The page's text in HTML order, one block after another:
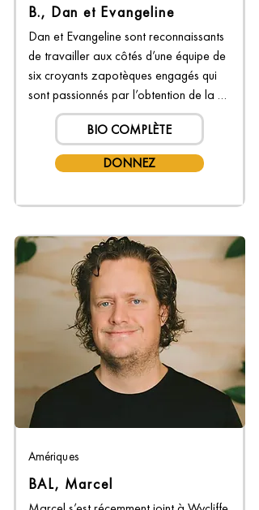
B., Dan et Evangeline
Dan et Evangeline sont reconnaissants
de travailler aux côtés d’une équipe de
six croyants zapotèques engagés qui
sont passionnés par l’obtention de la
Parole de Dieu dans la langue de leur
peuple. Des parties des Écritures et du
matériel audiovisuel sont maintenant
utilisées dans toute la région, et ils font
BIO COMPLÈTE
DONNEZ
Amériques
BAL, Marcel